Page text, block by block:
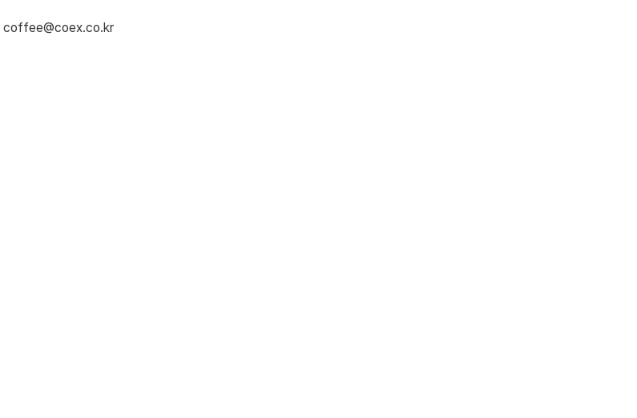
coffee@coex.co.kr